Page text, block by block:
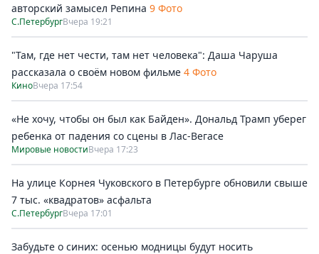
авторский замысел Репина 9 Фото
С.ПетербургВчера 19:21
"Там, где нет чести, там нет человека": Даша Чаруша
рассказала о своём новом фильме 4 Фото
КиноВчера 17:54
«Не хочу, чтобы он был как Байден». Дональд Трамп уберег
ребенка от падения со сцены в Лас-Вегасе
Мировые новостиВчера 17:23
На улице Корнея Чуковского в Петербурге обновили свыше
7 тыс. «квадратов» асфальта
С.ПетербургВчера 17:01
Забудьте о синих: осенью модницы будут носить